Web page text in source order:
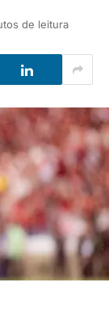
de leitura